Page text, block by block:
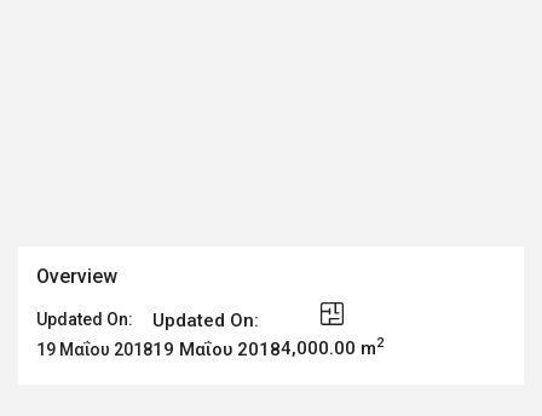
Overview
Updated On:
19 Μαΐου 2018
Updated On:
19 Μαΐου 20184,000.00 m2